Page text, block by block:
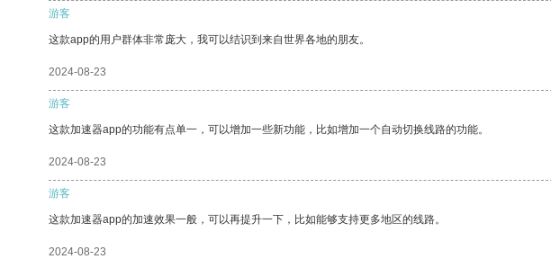
游客
这款app的用户群体非常庞大，我可以结识到来自世界各地的朋友。
2024-08-23
游客
这款加速器app的功能有点单一，可以增加一些新功能，比如增加一个自动切换线路的功能。
2024-08-23
游客
这款加速器app的加速效果一般，可以再提升一下，比如能够支持更多地区的线路。
2024-08-23